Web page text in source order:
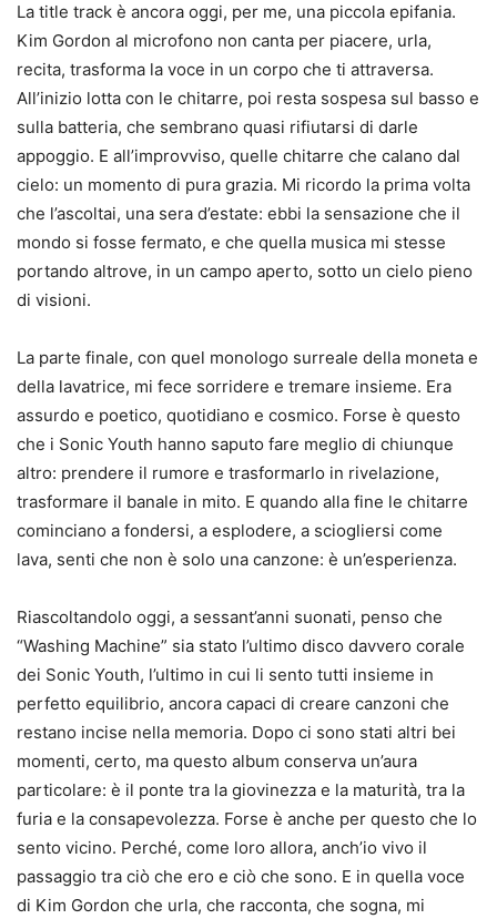
La title track è ancora oggi, per me, una piccola epifania.
Kim Gordon al microfono non canta per piacere, urla,
recita, trasforma la voce in un corpo che ti attraversa.
All’inizio lotta con le chitarre, poi resta sospesa sul basso e
sulla batteria, che sembrano quasi rifiutarsi di darle
appoggio. E all’improvviso, quelle chitarre che calano dal
cielo: un momento di pura grazia. Mi ricordo la prima volta
che l’ascoltai, una sera d’estate: ebbi la sensazione che il
mondo si fosse fermato, e che quella musica mi stesse
portando altrove, in un campo aperto, sotto un cielo pieno
di visioni.
La parte finale, con quel monologo surreale della moneta e
della lavatrice, mi fece sorridere e tremare insieme. Era
assurdo e poetico, quotidiano e cosmico. Forse è questo
che i Sonic Youth hanno saputo fare meglio di chiunque
altro: prendere il rumore e trasformarlo in rivelazione,
trasformare il banale in mito. E quando alla fine le chitarre
cominciano a fondersi, a esplodere, a sciogliersi come
lava, senti che non è solo una canzone: è un’esperienza.
Riascoltandolo oggi, a sessant’anni suonati, penso che
“Washing Machine” sia stato l’ultimo disco davvero corale
dei Sonic Youth, l’ultimo in cui li sento tutti insieme in
perfetto equilibrio, ancora capaci di creare canzoni che
restano incise nella memoria. Dopo ci sono stati altri bei
momenti, certo, ma questo album conserva un’aura
particolare: è il ponte tra la giovinezza e la maturità, tra la
furia e la consapevolezza. Forse è anche per questo che lo
sento vicino. Perché, come loro allora, anch’io vivo il
passaggio tra ciò che ero e ciò che sono. E in quella voce
di Kim Gordon che urla, che racconta, che sogna, mi